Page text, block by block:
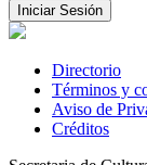
Iniciar Sesión
Directorio
Términos y
Aviso de
Créditos